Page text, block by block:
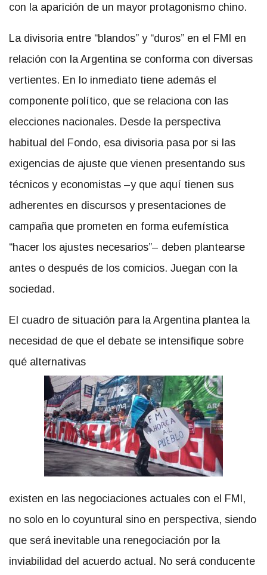
con la aparición de un mayor protagonismo chino.
La divisoria entre “blandos” y “duros” en el FMI en
relación con la Argentina se conforma con diversas
vertientes. En lo inmediato tiene además el
componente político, que se relaciona con las
elecciones nacionales. Desde la perspectiva
habitual del Fondo, esa divisoria pasa por si las
exigencias de ajuste que vienen presentando sus
técnicos y economistas –y que aquí tienen sus
adherentes en discursos y presentaciones de
campaña que prometen en forma eufemística
“hacer los ajustes necesarios”– deben plantearse
antes o después de los comicios. Juegan con la
sociedad.
El cuadro de situación para la Argentina plantea la
necesidad de que el debate se intensifique sobre
qué alternativas
existen en las negociaciones actuales con el FMI,
no solo en lo coyuntural sino en perspectiva, siendo
que será inevitable una renegociación por la
inviabilidad del acuerdo actual. No será conducente